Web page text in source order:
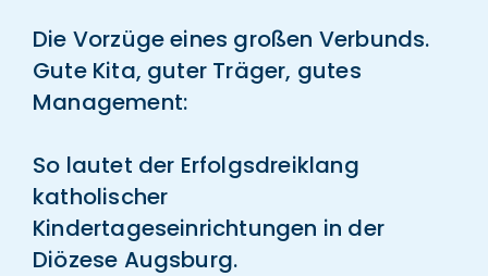
Die Vorzüge eines großen Verbunds.
Gute Kita, guter Träger, gutes
Management:
So lautet der Erfolgsdreiklang
katholischer
Kindertageseinrichtungen in der
Diözese Augsburg.